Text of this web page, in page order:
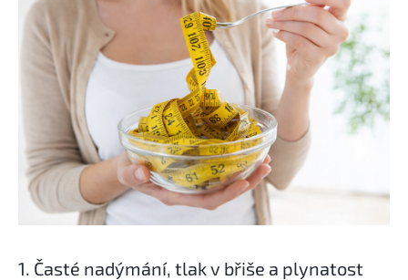
1. Časté nadýmání, tlak v břiše a plynatost